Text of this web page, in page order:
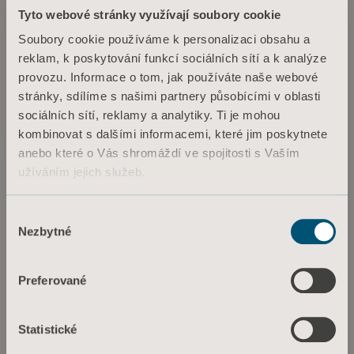
Tyto webové stránky využívají soubory cookie
Soubory cookie používáme k personalizaci obsahu a
reklam, k poskytování funkcí sociálních sítí a k analýze
provozu. Informace o tom, jak používáte naše webové
stránky, sdílíme s našimi partnery působícími v oblasti
sociálních sítí, reklamy a analytiky. Ti je mohou
kombinovat s dalšími informacemi, které jim poskytnete
anebo které o Vás shromáždí ve spojitosti s Vaším
užíváním jejich služeb.
souhlasu
Nezbytné
Preferované
Statistické
Annual General Meeting 2018
Arjo AB’s Annual General Meeting will be held on May 4,
2018 in Malmö,
Sweden.
červenec
2018.07.19
at 08.00 CET on July 19, 2018.
Interim Report January-September 2018